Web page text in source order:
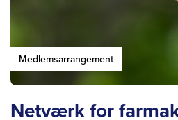
Medlemsarrangement
Netværk for